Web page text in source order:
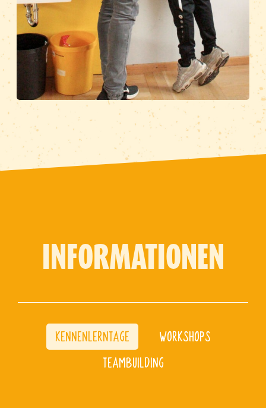
INFORMATIONEN
KENNENLERNTAGE
WORKSHOPS
TEAMBUILDING